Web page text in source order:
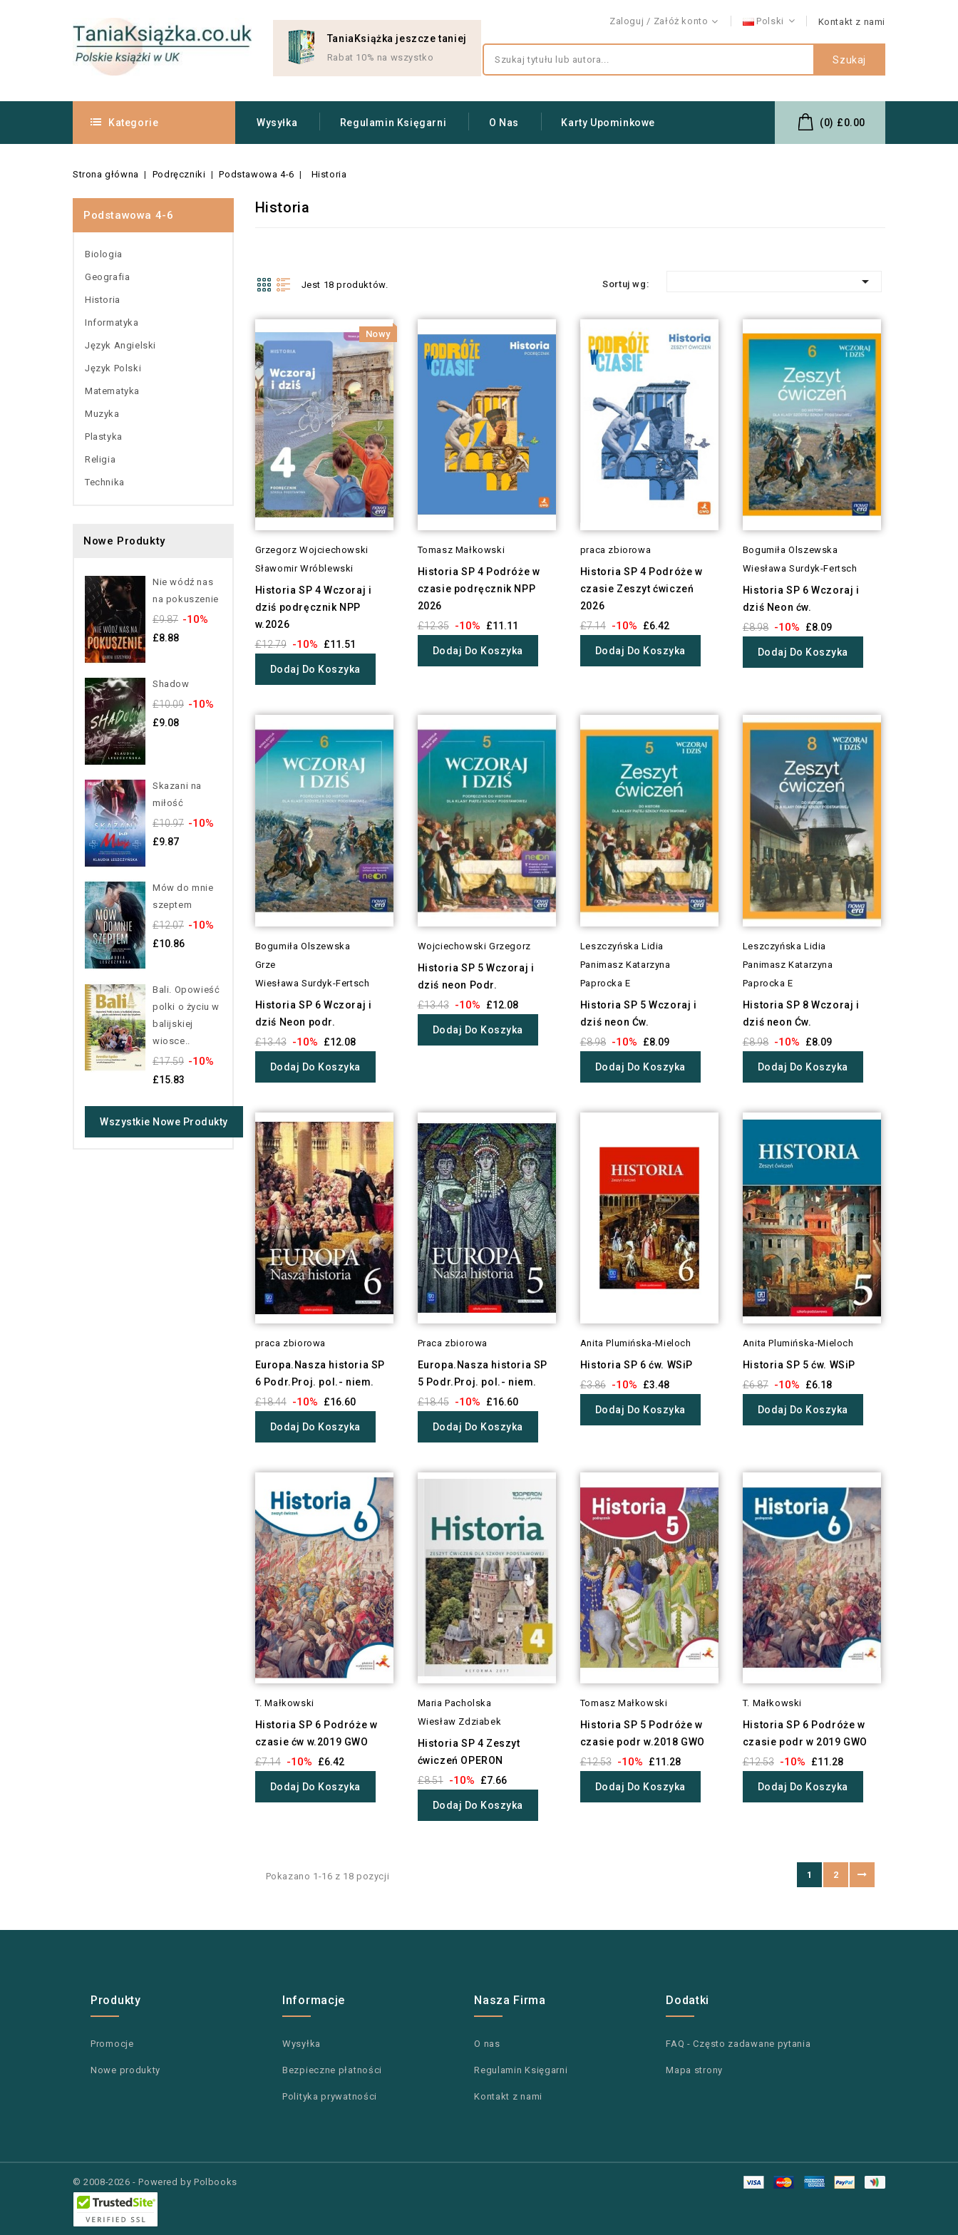
Zaloguj Załóż konto Polski Kontakt z nami
TaniaKsiążka jeszcze taniej
Rabat 10% na wszystko Szukaj
Kategorie Wysyłka Regulamin Księgarni O Nas Karty Upominkowe (0) £0.00
Strona główna Podręczniki Podstawowa 4-6 Historia
Podstawowa 4-6
Biologia
Geografia
Historia
Informatyka
Język Angielski
Język Polski
Matematyka
Muzyka
Plastyka
Religia
Technika
Nowe Produkty
Nie wódź nas
na pokuszenie
£9.87 -10%
£8.88
Shadow
£10.09 -10%
£9.08
Skazani na
miłość
£10.97 -10%
£9.87
Mów do mnie
szeptem
£12.07 -10%
£10.86
Bali. Opowieść
polki o życiu w
balijskiej
wiosce..
£17.59 -10%
£15.83
Wszystkie Nowe Produkty
Historia
Jest 18 produktów. Sortuj wg: 
Nowy
Grzegorz Wojciechowski
Sławomir Wróblewski
Historia SP 4 Wczoraj i
dziś podręcznik NPP
w.2026
£12.79 -10% £11.51
Dodaj Do Koszyka
Tomasz Małkowski
Historia SP 4 Podróże w
czasie podręcznik NPP
2026
£12.35 -10% £11.11
Dodaj Do Koszyka
praca zbiorowa
Historia SP 4 Podróże w
czasie Zeszyt ćwiczeń
2026
£7.14 -10% £6.42
Dodaj Do Koszyka
Bogumiła Olszewska
Wiesława Surdyk-Fertsch
Historia SP 6 Wczoraj i
dziś Neon ćw.
£8.98 -10% £8.09
Dodaj Do Koszyka
Bogumiła Olszewska
Grze
Wiesława Surdyk-Fertsch
Historia SP 6 Wczoraj i
dziś Neon podr.
£13.43 -10% £12.08
Dodaj Do Koszyka
Wojciechowski Grzegorz
Historia SP 5 Wczoraj i
dziś neon Podr.
£13.43 -10% £12.08
Dodaj Do Koszyka
Leszczyńska Lidia
Panimasz Katarzyna
Paprocka E
Historia SP 5 Wczoraj i
dziś neon Ćw.
£8.98 -10% £8.09
Dodaj Do Koszyka
Leszczyńska Lidia
Panimasz Katarzyna
Paprocka E
Historia SP 8 Wczoraj i
dziś neon Ćw.
£8.98 -10% £8.09
Dodaj Do Koszyka
praca zbiorowa
Europa.Nasza historia SP
6 Podr.Proj. pol.- niem.
£18.44 -10% £16.60
Dodaj Do Koszyka
Praca zbiorowa
Europa.Nasza historia SP
5 Podr.Proj. pol.- niem.
£18.45 -10% £16.60
Dodaj Do Koszyka
Anita Plumińska-Mieloch
Historia SP 6 ćw. WSiP
£3.86 -10% £3.48
Dodaj Do Koszyka
Anita Plumińska-Mieloch
Historia SP 5 ćw. WSiP
£6.87 -10% £6.18
Dodaj Do Koszyka
T. Małkowski
Historia SP 6 Podróże w
czasie ćw w.2019 GWO
£7.14 -10% £6.42
Dodaj Do Koszyka
Maria Pacholska
Wiesław Zdziabek
Historia SP 4 Zeszyt
ćwiczeń OPERON
£8.51 -10% £7.66
Dodaj Do Koszyka
Tomasz Małkowski
Historia SP 5 Podróże w
czasie podr w.2018 GWO
£12.53 -10% £11.28
Dodaj Do Koszyka
T. Małkowski
Historia SP 6 Podróże w
czasie podr w 2019 GWO
£12.53 -10% £11.28
Dodaj Do Koszyka
Pokazano 1-16 z 18 pozycji 1 2
Produkty
Promocje
Nowe produkty
Informacje
Wysyłka
Bezpieczne płatności
Polityka prywatności
Nasza Firma
O nas
Regulamin Księgarni
Kontakt z nami
Dodatki
FAQ - Często zadawane pytania
Mapa strony
© 2008-2026 - Powered by Polbooks